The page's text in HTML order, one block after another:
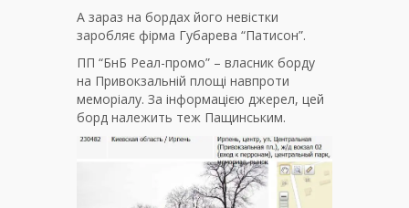
А зараз на бордах його невістки
заробляє фірма Губарева “Патисон”.
ПП “БнБ Реал-промо” – власник борду
на Привокзальній площі навпроти
меморіалу. За інформацією джерел, цей
борд належить теж Пащинським.